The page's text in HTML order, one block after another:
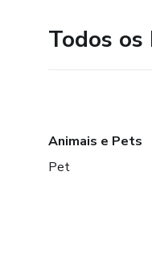
Todos
Animais e Pets
Pet